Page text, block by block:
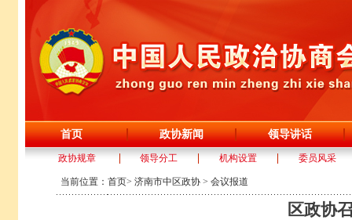
首页 政协新闻 领导讲话
政协规章 领导分工 机构设置 委员风采
当前位置： 首页> 济南市中区政协 > 会议报道
区政协